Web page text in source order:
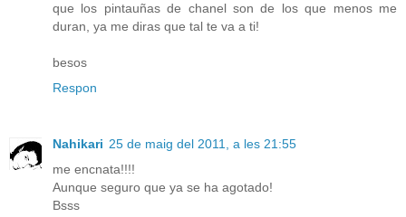
que los pintauñas de chanel son de los que menos me
duran, ya me diras que tal te va a ti!
besos
Respon
Nahikari 25 de maig del 2011, a les 21:55
me encnata!!!!
Aunque seguro que ya se ha agotado!
Bsss